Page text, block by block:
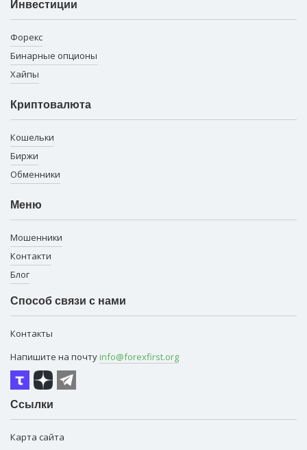
Инвестиции
Форекс
Бинарные опционы
Хайпы
Криптовалюта
Кошельки
Биржи
Обменники
Меню
Мошенники
Контакти
Блог
Способ связи с нами
Контакты
Напишите на почту info@forexfirst.org
Ссылки
Карта сайта